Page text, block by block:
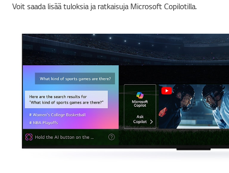
Voit saada lisää tuloksia ja ratkaisuja Microsoft Copilotilla.